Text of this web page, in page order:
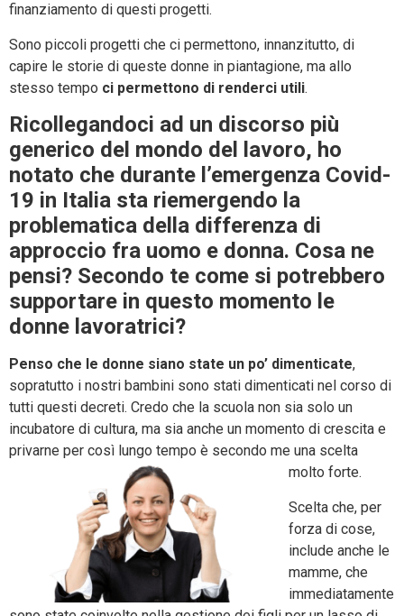
finanziamento di questi progetti.
Sono piccoli progetti che ci permettono, innanzitutto, di
capire le storie di queste donne in piantagione, ma allo
stesso tempo ci permettono di renderci utili.
Ricollegandoci ad un discorso più
generico del mondo del lavoro, ho
notato che durante l’emergenza Covid-
19 in Italia sta riemergendo la
problematica della differenza di
approccio fra uomo e donna. Cosa ne
pensi? Secondo te come si potrebbero
supportare in questo momento le
donne lavoratrici?
Penso che le donne siano state un po’ dimenticate,
sopratutto i nostri bambini sono stati dimenticati nel corso di
tutti questi decreti. Credo che la scuola non sia solo un
incubatore di cultura, ma sia anche un momento di crescita e
privarne per così lungo tempo è secondo me una scelta
molto forte.
Scelta che, per
forza di cose,
include anche le
mamme, che
immediatamente